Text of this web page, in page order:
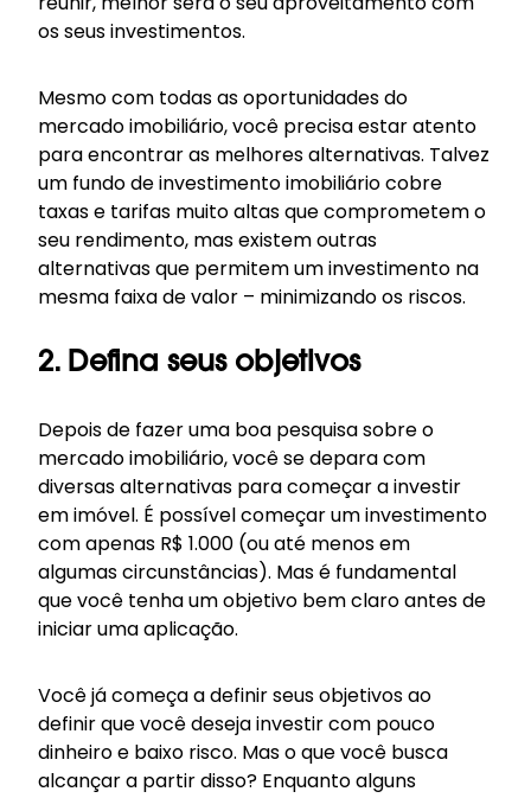
os seus investimentos.
Mesmo com todas as oportunidades do
mercado imobiliário, você precisa estar atento
para encontrar as melhores alternativas. Talvez
um fundo de investimento imobiliário cobre
taxas e tarifas muito altas que comprometem o
seu rendimento, mas existem outras
alternativas que permitem um investimento na
mesma faixa de valor – minimizando os riscos.
2. Defina seus objetivos
Depois de fazer uma boa pesquisa sobre o
mercado imobiliário, você se depara com
diversas alternativas para começar a investir
em imóvel. É possível começar um investimento
com apenas R$ 1.000 (ou até menos em
algumas circunstâncias). Mas é fundamental
que você tenha um objetivo bem claro antes de
iniciar uma aplicação.
Você já começa a definir seus objetivos ao
definir que você deseja investir com pouco
dinheiro e baixo risco. Mas o que você busca
alcançar a partir disso? Enquanto alguns